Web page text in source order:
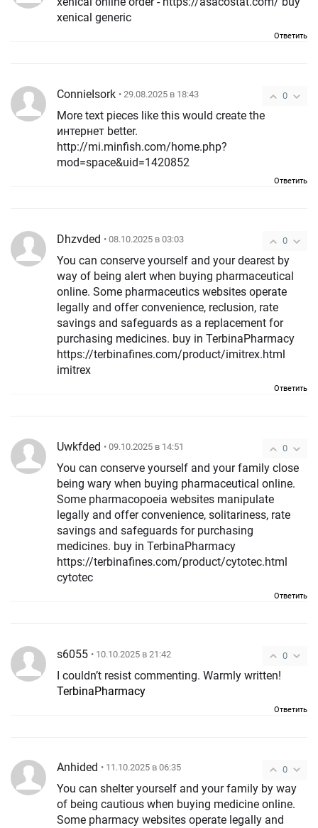
xenical generic
Ответить
0
ConnieIsork • 29.08.2025 в 18:43
More text pieces like this would create the
интернет better.
http://mi.minfish.com/home.php?
mod=space&uid=1420852
Ответить
0
Dhzvded • 08.10.2025 в 03:03
You can conserve yourself and your dearest by
way of being alert when buying pharmaceutical
online. Some pharmaceutics websites operate
legally and offer convenience, reclusion, rate
savings and safeguards as a replacement for
purchasing medicines. buy in TerbinaPharmacy
https://terbinafines.com/product/imitrex.html
imitrex
Ответить
0
Uwkfded • 09.10.2025 в 14:51
You can conserve yourself and your family close
being wary when buying pharmaceutical online.
Some pharmacopoeia websites manipulate
legally and offer convenience, solitariness, rate
savings and safeguards for purchasing
medicines. buy in TerbinaPharmacy
https://terbinafines.com/product/cytotec.html
cytotec
Ответить
0
s6055 • 10.10.2025 в 21:42
I couldn’t resist commenting. Warmly written!
TerbinaPharmacy
Ответить
0
Anhided • 11.10.2025 в 06:35
You can shelter yourself and your family by way
of being cautious when buying medicine online.
Some pharmacy websites operate legally and